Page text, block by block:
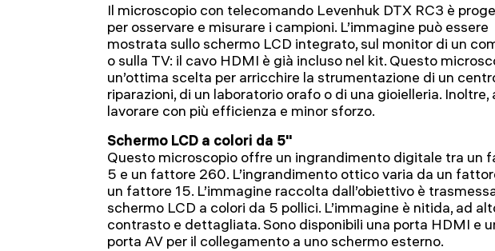
Il microscopio con telecomando Levenhuk DTX RC3 è
per osservare e misurare i campioni. L’immagine può essere
mostrata sullo schermo LCD integrato, sul monitor di un
o sulla TV: il cavo HDMI è già incluso nel kit. Questo
un’ottima scelta per arricchire la strumentazione di un
riparazioni, di un laboratorio orafo o di una gioielleria. Inoltre,
lavorare con più efficienza e minor sforzo.
Schermo LCD a colori da 5"
Questo microscopio offre un ingrandimento digitale tra un
5 e un fattore 260. L’ingrandimento ottico varia da un
un fattore 15. L’immagine raccolta dall’obiettivo è
schermo LCD a colori da 5 pollici. L’immagine è nitida, ad
contrasto e dettagliata. Sono disponibili una porta HDMI e
porta AV per il collegamento a uno schermo esterno.